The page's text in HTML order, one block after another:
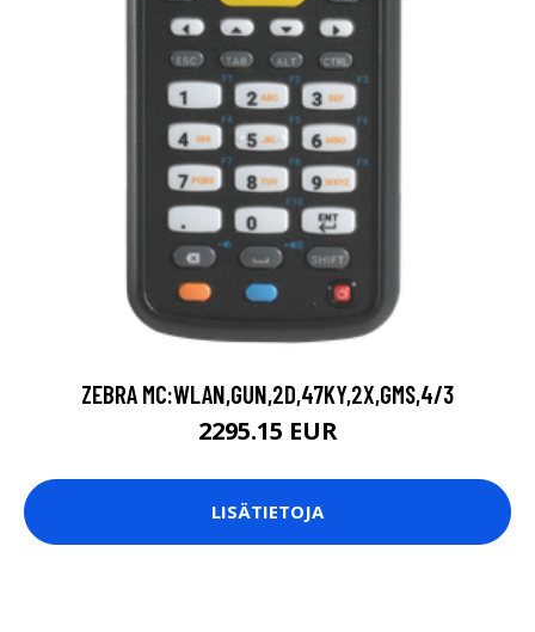
ZEBRA MC:WLAN,GUN,2D,47KY,2X,GMS,4/3
2295.15 EUR
LISÄTIETOJA